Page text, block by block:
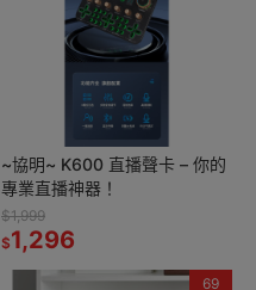
~協明~ K600 直播聲卡 – 你的
專業直播神器！
$1,999
$1,296
69